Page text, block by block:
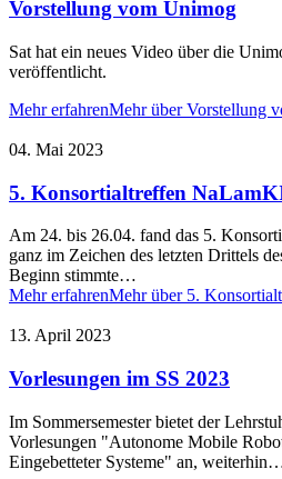
Vorstellung vom Unimog
Sat hat ein neues Video über die
veröffentlicht.
Mehr erfahrenMehr über Vorstellung
04. Mai 2023
5. Konsortialtreffen
Am 24. bis 26.04. fand das 5.
ganz im Zeichen des letzten Drittels
Beginn stimmte…
Mehr erfahrenMehr über 5.
13. April 2023
Vorlesungen im SS 2023
Im Sommersemester bietet der
Vorlesungen "Autonome Mobile
Eingebetteter Systeme" an,